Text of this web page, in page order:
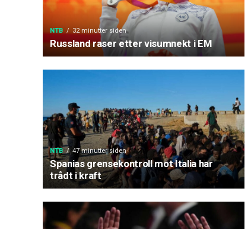
NTB 32 minutter siden
Russland raser etter visumnekt i EM
NTB 47 minutter siden
Spanias grensekontroll mot Italia har
trådt i kraft